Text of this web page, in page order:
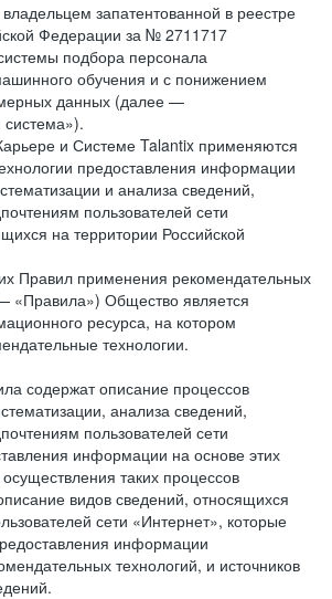
запатентованной в реестре
Федерации за № 2711717
подбора персонала
обучения и с понижением
данных (далее —
и Системе Talantix применяются
предоставления информации
и анализа сведений,
пользователей сети
на территории Российской
Правил применения рекомендательных
«Правила») Общество является
ресурса, на котором
технологии.
содержат описание процессов
анализа сведений,
пользователей сети
информации на основе этих
таких процессов
видов сведений, относящихся
сети «Интернет», которые
информации
технологий, и источников